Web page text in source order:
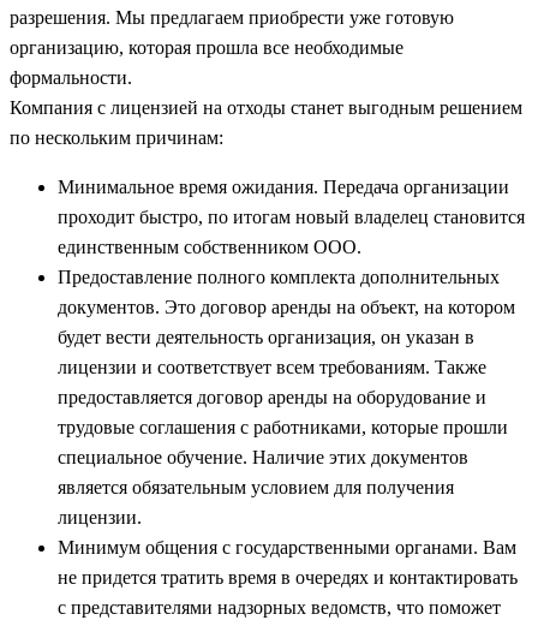
разрешения. Мы предлагаем приобрести уже готовую
организацию, которая прошла все необходимые
формальности.
Компания с лицензией на отходы станет выгодным решением
по нескольким причинам:
Минимальное время ожидания. Передача организации
проходит быстро, по итогам новый владелец становится
единственным собственником ООО.
Предоставление полного комплекта дополнительных
документов. Это договор аренды на объект, на котором
будет вести деятельность организация, он указан в
лицензии и соответствует всем требованиям. Также
предоставляется договор аренды на оборудование и
трудовые соглашения с работниками, которые прошли
специальное обучение. Наличие этих документов
является обязательным условием для получения
лицензии.
Минимум общения с государственными органами. Вам
не придется тратить время в очередях и контактировать
с представителями надзорных ведомств, что поможет